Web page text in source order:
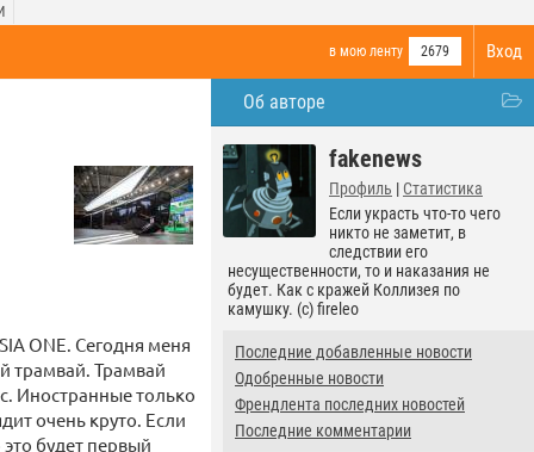
Вход
в мою ленту 2679
Об авторе
fakenews
Профиль | Статистика
Если украсть что-то чего
никто не заметит, в
следствии его
несущественности, то и наказания не
будет. Как с кражей Коллизея по
камушку. (c) fireleo
Последние добавленные новости
Одобренные новости
Френдлента последних новостей
Последние комментарии
ONE. Сегодня меня
трамвай. Трамвай
Иностранные только
очень круто. Если
будет первый